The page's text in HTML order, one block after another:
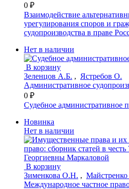
0 ₽
Взаимодействие
урегулирования споров и
судопроизводства в праве
Нет в наличии
В корзину
Зеленцов А.Б. , Ястребов О.
Административное
0 ₽
Судебное административное
Новинка
Нет в наличии
В корзину
Зименкова О.Н. ,
Международное частное